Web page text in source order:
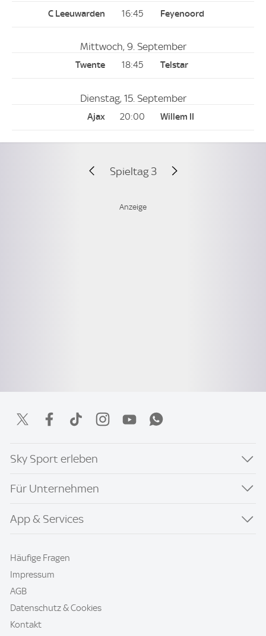
16:45
Mittwoch, 9. September
18:45
Dienstag, 15. September
20:00
Spieltag 3
Sky Sport erleben
Für Unternehmen
App & Services
Häufige Fragen
Impressum
AGB
Datenschutz & Cookies
Kontakt